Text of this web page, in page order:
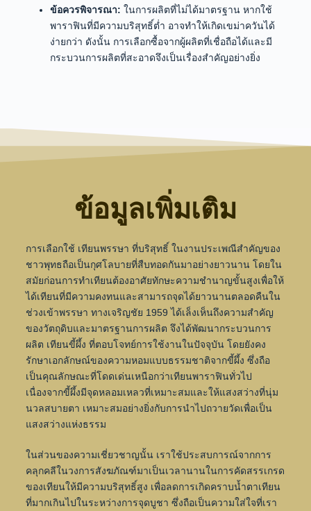
ข้อควรพิจารณา: ในการผลิตที่ไม่ได้มาตรฐาน หากใช้
พาราฟินที่มีความบริสุทธิ์ต่ำ อาจทำให้เกิดเขม่าควันได้
ง่ายกว่า ดังนั้น การเลือกซื้อจากผู้ผลิตที่เชื่อถือได้และมี
กระบวนการผลิตที่สะอาดจึงเป็นเรื่องสำคัญอย่างยิ่ง
ข้อมูลเพิ่มเติม
การเลือกใช้ เทียนพรรษา ที่บริสุทธิ์ ในงานประเพณีสำคัญของ
ชาวพุทธถือเป็นกุศโลบายที่สืบทอดกันมาอย่างยาวนาน โดยใน
สมัยก่อนการทำเทียนต้องอาศัยทักษะความชำนาญขั้นสูงเพื่อให้
ได้เทียนที่มีความคงทนและสามารถจุดได้ยาวนานตลอดคืนใน
ช่วงเข้าพรรษา ทางเจริญชัย 1959 ได้เล็งเห็นถึงความสำคัญ
ของวัตถุดิบและมาตรฐานการผลิต จึงได้พัฒนากระบวนการ
ผลิต เทียนขี้ผึ้ง ที่ตอบโจทย์การใช้งานในปัจจุบัน โดยยังคง
รักษาเอกลักษณ์ของความหอมแบบธรรมชาติจากขี้ผึ้ง ซึ่งถือ
เป็นคุณลักษณะที่โดดเด่นเหนือกว่าเทียนพาราฟินทั่วไป
เนื่องจากขี้ผึ้งมีจุดหลอมเหลวที่เหมาะสมและให้แสงสว่างที่นุ่ม
นวลสบายตา เหมาะสมอย่างยิ่งกับการนำไปถวายวัดเพื่อเป็น
แสงสว่างแห่งธรรม
ในส่วนของความเชี่ยวชาญนั้น เราใช้ประสบการณ์จากการ
คลุกคลีในวงการสังฆภัณฑ์มาเป็นเวลานานในการคัดสรรเกรด
ของเทียนให้มีความบริสุทธิ์สูง เพื่อลดการเกิดคราบน้ำตาเทียน
ที่มากเกินไปในระหว่างการจุดบูชา ซึ่งถือเป็นความใส่ใจที่เรา